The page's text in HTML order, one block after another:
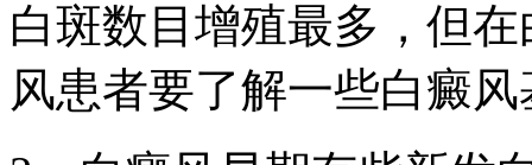
白斑数目增殖最多，但
风患者要了解一些白癜